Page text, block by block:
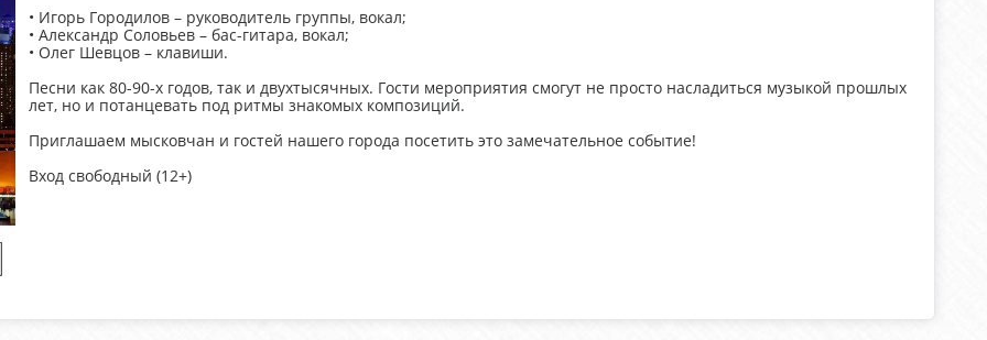
• Игорь Городилов – руководитель группы, вокал;
• Александр Соловьев – бас-гитара, вокал;
• Олег Шевцов – клавиши.
Песни как 80-90-х годов, так и двухтысячных. Гости мероприятия смогут не просто насладиться музыкой прошлых
лет, но и потанцевать под ритмы знакомых композиций.
Приглашаем мысковчан и гостей нашего города посетить это замечательное событие!
Вход свободный (12+)